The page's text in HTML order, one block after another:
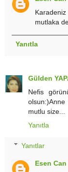
mutlaka
Yanıtla
Gülden
Nefis
mutlu size...
Yanıtla
Yanıtlar
Esen Can